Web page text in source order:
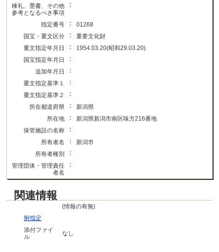
棟礼、墨書、その他
参考となるべき事項
：
指定番号 ：
01268
国宝・重文区分
：
重要文化財
重文指定年月日
：
1954.03.20(昭和29.03.20)
国宝指定年月日
：
追加年月日 ：
重文指定基準１ ：
重文指定基準２ ：
所在都道府県 ：
新潟県
所在地
：
新潟県新潟市南区味方216番地
保管施設の名称
：
所有者名 ：
新潟市
所有者種別
：
管理団体・管理責任
者名
：
関連情報
(情報の有無)
附指定
添付ファイ
ル
なし